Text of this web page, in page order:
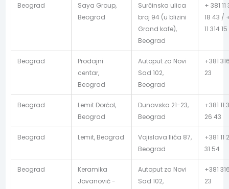
Beograd
Saya Group,
Beograd
Surčinska ulica
broj 94 (u blizini
Grand kafe),
Beograd
+ 381 11
18 43 /
11 314
Beograd
Prodajni
centar,
Beograd
Autoput za Novi
Sad 102,
Beograd
+381
23
Beograd
Lemit Dorćol,
Beograd
Dunavska 21-23,
Beograd
+381 11
26 43
Beograd Lemit, Beograd
Vojislava Ilića 87,
Beograd
+381 11
31 54
Beograd
Keramika
Jovanović -
Autoput za Novi
Sad 102,
+381
23